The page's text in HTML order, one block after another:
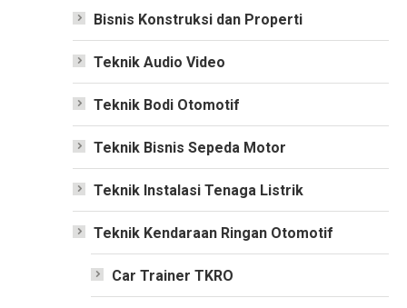
Bisnis Konstruksi dan Properti
Teknik Audio Video
Teknik Bodi Otomotif
Teknik Bisnis Sepeda Motor
Teknik Instalasi Tenaga Listrik
Teknik Kendaraan Ringan Otomotif
Car Trainer TKRO